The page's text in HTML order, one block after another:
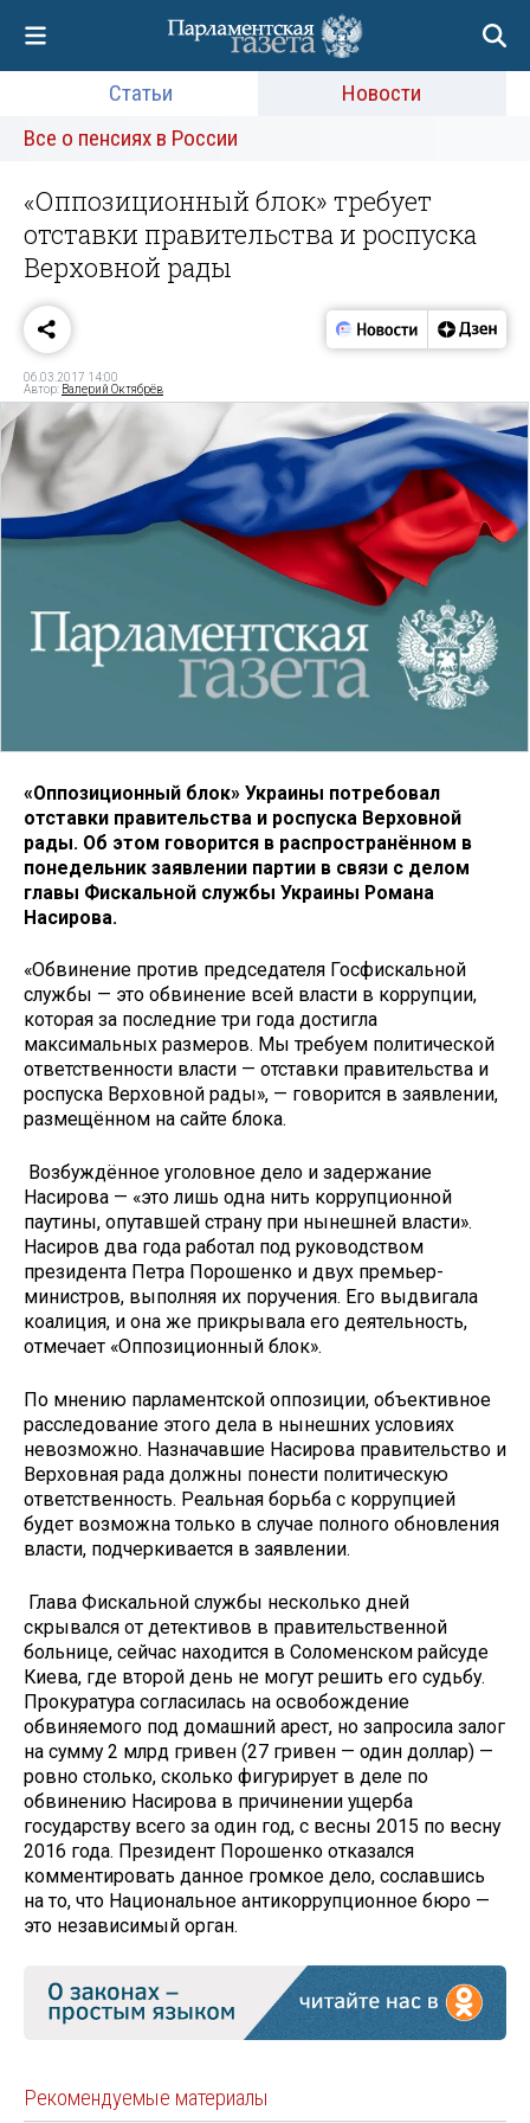
Статьи
Новости
Все о пенсиях в России
«Оппозиционный блок» требует
отставки правительства и роспуска
Верховной рады
06.03.2017 14:00
Автор: Валерий Октябрёв
«Оппозиционный блок» Украины потребовал
отставки правительства и роспуска Верховной
рады. Об этом говорится в распространённом в
понедельник заявлении партии в связи с делом
главы Фискальной службы Украины Романа
Насирова.
«Обвинение против председателя Госфискальной
службы — это обвинение всей власти в коррупции,
которая за последние три года достигла
максимальных размеров. Мы требуем политической
ответственности власти — отставки правительства и
роспуска Верховной рады», — говорится в заявлении,
размещённом на сайте блока.
Возбуждённое уголовное дело и задержание
Насирова — «это лишь одна нить коррупционной
паутины, опутавшей страну при нынешней власти».
Насиров два года работал под руководством
президента Петра Порошенко и двух премьер-
министров, выполняя их поручения. Его выдвигала
коалиция, и она же прикрывала его деятельность,
отмечает «Оппозиционный блок».
По мнению парламентской оппозиции, объективное
расследование этого дела в нынешних условиях
невозможно. Назначавшие Насирова правительство и
Верховная рада должны понести политическую
ответственность. Реальная борьба с коррупцией
будет возможна только в случае полного обновления
власти, подчеркивается в заявлении.
Глава Фискальной службы несколько дней
скрывался от детективов в правительственной
больнице, сейчас находится в Соломенском райсуде
Киева, где второй день не могут решить его судьбу.
Прокуратура согласилась на освобождение
обвиняемого под домашний арест, но запросила залог
на сумму 2 млрд гривен (27 гривен — один доллар) —
ровно столько, сколько фигурирует в деле по
обвинению Насирова в причинении ущерба
государству всего за один год, с весны 2015 по весну
2016 года. Президент Порошенко отказался
комментировать данное громкое дело, сославшись
на то, что Национальное антикоррупционное бюро —
это независимый орган.
Рекомендуемые материалы